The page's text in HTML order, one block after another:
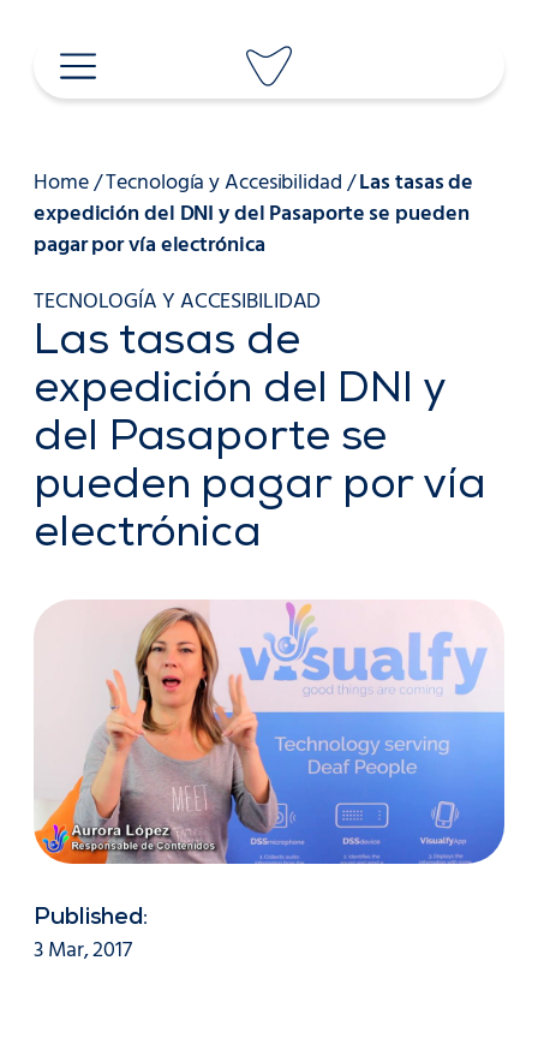
contenido
Home/Tecnología y Accesibilidad/Las tasas de
expedición del DNI y del Pasaporte se pueden
pagar por vía electrónica
TECNOLOGÍA Y ACCESIBILIDAD
Las tasas de
expedición del DNI y
del Pasaporte se
pueden pagar por vía
electrónica
Published:
3 Mar, 2017